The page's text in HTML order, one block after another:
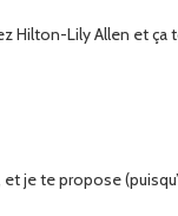
Hilton-Lily Allen et
je te propose